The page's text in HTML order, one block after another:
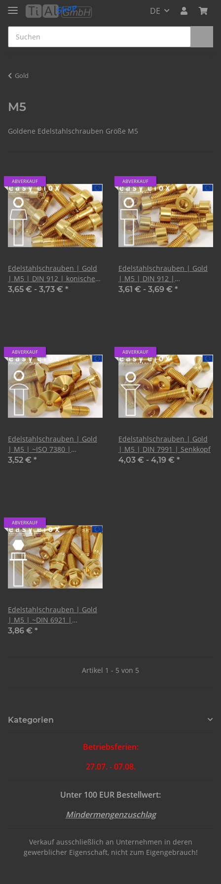
DE
Gold
M5
Goldene Edelstahlschrauben Größe M5
ABVERKAUF
Edelstahlschrauben | Gold
| M5 | DIN 912 | konischer
Kopf
3,65 € - 3,73 € *
ABVERKAUF
Edelstahlschrauben | Gold
| M5 | DIN 912 |
Zylinderkopf
3,61 € - 3,69 € *
ABVERKAUF
Edelstahlschrauben | Gold
| M5 | ~ISO 7380 |
Linsenkopf
3,52 € *
ABVERKAUF
Edelstahlschrauben | Gold
| M5 | DIN 7991 | Senkkopf
4,03 € - 4,19 € *
ABVERKAUF
Edelstahlschrauben | Gold
| M5 | ~DIN 6921 |
Sechskant mit Flansch
3,86 € *
Artikel 1 - 5 von 5
Kategorien
Betriebsferien:
27.07. - 07.08.
Unter 100 EUR Bestellwert:
Mindermengenzuschlag
Verkauf ausschließlich an Unternehmen in deren
gewerblicher Eigenschaft, nicht zum Eigengebrauch!